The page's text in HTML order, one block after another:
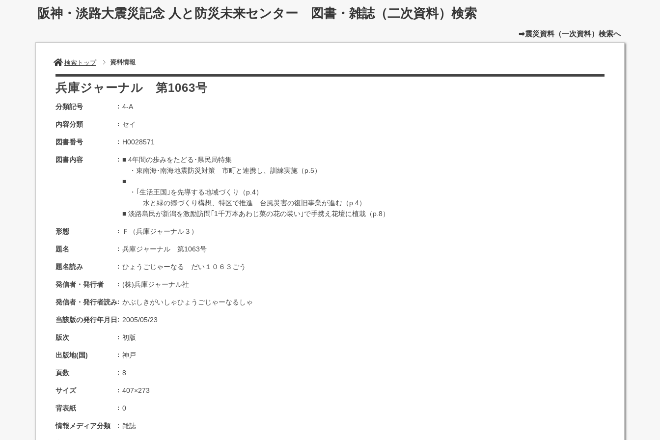
阪神・淡路大震災記念 人と防災未来センター 図書・雑誌（二次資料）検索
➡震災資料（一次資料）検索へ
検索トップ 資料情報
兵庫ジャーナル 第1063号
分類記号 4-A
内容分類 セイ
図書番号 H0028571
図書内容
■ 4年間の歩みをたどる･県民局特集
・東南海･南海地震防災対策 市町と連携し、訓練実施（p.5）
■
・｢生活王国｣を先導する地域づくり（p.4）
水と緑の郷づくり構想、特区で推進 台風災害の復旧事業が進む（p.4）
■ 淡路島民が新潟を激励訪問｢1千万本あわじ菜の花の装い｣で手携え花壇に植栽（p.8）
形態 Ｆ（兵庫ジャーナル３）
題名 兵庫ジャーナル 第1063号
題名読み ひょうごじゃーなる だい１０６３ごう
発信者・発行者 (株)兵庫ジャーナル社
発信者・発行者読み かぶしきがいしゃひょうごじゃーなるしゃ
当該版の発行年月日 2005/05/23
版次 初版
出版地(国) 神戸
頁数 8
サイズ 407×273
背表紙 0
情報メディア分類 雑誌